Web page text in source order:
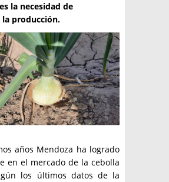
Y NORMATIVAS
SOMOS
BUSCAR
la necesidad de
producción.
años Mendoza ha logrado
en el mercado de la cebolla
los últimos datos de la